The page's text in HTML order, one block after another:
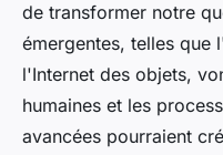
de transformer notre
émergentes, telles que
l'Internet des objets,
humaines et les
avancées pourraient